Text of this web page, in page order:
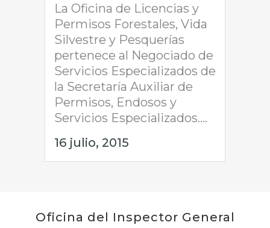
La Oficina de Licencias y
Permisos Forestales, Vida
Silvestre y Pesquerías
pertenece al Negociado de
Servicios Especializados de
la Secretaría Auxiliar de
Permisos, Endosos y
Servicios Especializados....
16 julio, 2015
Oficina del Inspector General